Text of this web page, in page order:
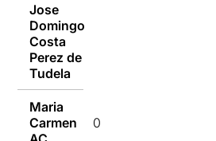
Jose
Domingo
Costa
Perez de
Tudela
Maria
Carmen
07/09/2018